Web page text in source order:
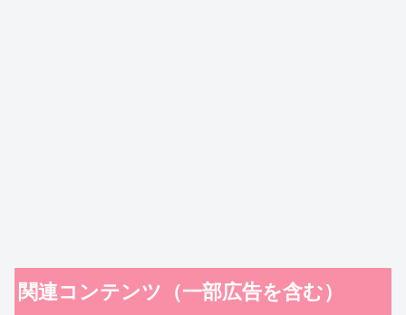
関連コンテンツ（一部広告を含む）